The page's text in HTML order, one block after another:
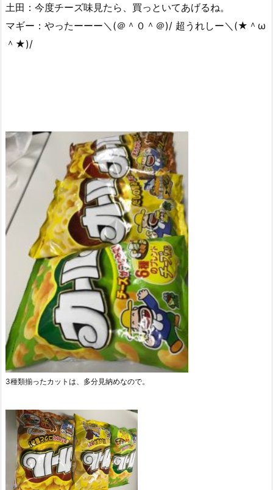
土田：今度チーズ味見たら、買っといてあげるね。
マギー：やったーーー＼(＠＾０＾＠)/ 超うれしー＼(★＾ω
＾★)/
3種類揃ったカットは、多分見納めなので。